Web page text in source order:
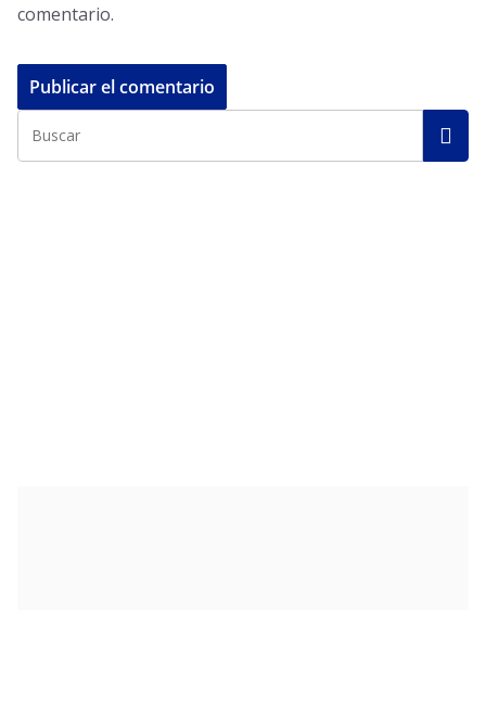
comentario.